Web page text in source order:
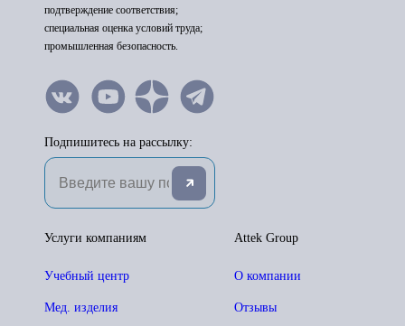
подтверждение соответствия;
специальная оценка условий труда;
промышленная безопасность.
Подпишитесь на рассылку:
Attek Group
О компании
Отзывы
Услуги компаниям
Учебный центр
Мед. изделия